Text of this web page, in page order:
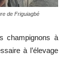
de Friguiagbé
champignons à
à l’élevage